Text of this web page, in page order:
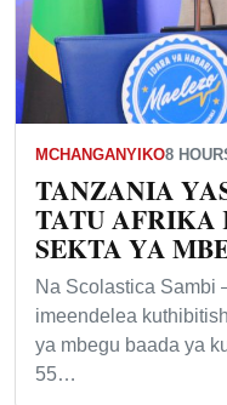
MCHANGANYIKO8
TANZANIA
TATU AFRIKA
SEKTA YA
Na Scolastica Sambi
imeendelea
ya mbegu baada ya
55…